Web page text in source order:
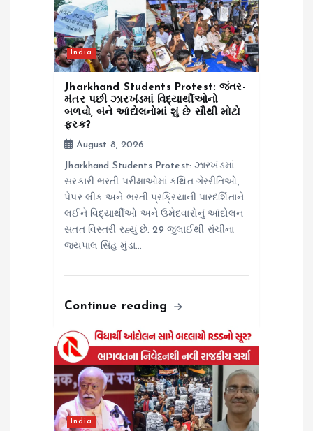
India
Jharkhand Students Protest: જંતર-
મંતર પછી ઝારખંડમાં વિદ્યાર્થીઓનો
બળવો, બંને આંદોલનોમાં શું છે સૌથી મોટો
ફરક?
August 8, 2026
Jharkhand Students Protest: ઝારખંડમાં
સરકારી ભરતી પરીક્ષાઓમાં કથિત ગેરરીતિઓ,
પેપર લીક અને ભરતી પ્રક્રિયાની પારદર્શિતાને
લઈને વિદ્યાર્થીઓ અને ઉમેદવારોનું આંદોલન
સતત વિસ્તરી રહ્યું છે. 29 જુલાઈથી રાંચીના
જયપાલ સિંહ મુંડા…
Continue reading
India